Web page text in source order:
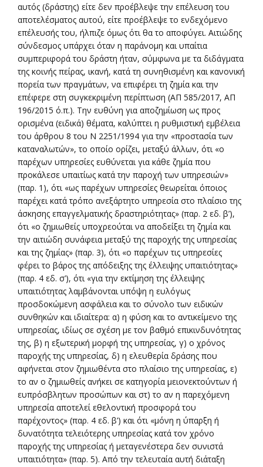
αυτός (δράστης) είτε δεν προέβλεψε την επέλευση του
αποτελέσματος αυτού, είτε προέβλεψε το ενδεχόμενο
επέλευσής του, ήλπιζε όμως ότι θα το αποφύγει. Αιτιώδης
σύνδεσμος υπάρχει όταν η παράνομη και υπαίτια
συμπεριφορά του δράστη ήταν, σύμφωνα με τα διδάγματα
της κοινής πείρας, ικανή, κατά τη συνηθισμένη και κανονική
πορεία των πραγμάτων, να επιφέρει τη ζημία και την
επέφερε στη συγκεκριμένη περίπτωση (ΑΠ 585/2017, ΑΠ
196/2015 ό.π.). Την ευθύνη για αποζημίωση ως προς
ορισμένα (ειδικά) θέματα, καλύπτει η ρυθμιστική εμβέλεια
του άρθρου 8 του Ν 2251/1994 για την «προστασία των
καταναλωτών», το οποίο ορίζει, μεταξύ άλλων, ότι «ο
παρέχων υπηρεσίες ευθύνεται για κάθε ζημία που
προκάλεσε υπαιτίως κατά την παροχή των υπηρεσιών»
(παρ. 1), ότι «ως παρέχων υπηρεσίες θεωρείται όποιος
παρέχει κατά τρόπο ανεξάρτητο υπηρεσία στο πλαίσιο της
άσκησης επαγγελματικής δραστηριότητας» (παρ. 2 εδ. β’),
ότι «ο ζημιωθείς υποχρεούται να αποδείξει τη ζημία και
την αιτιώδη συνάφεια μεταξύ της παροχής της υπηρεσίας
και της ζημίας» (παρ. 3), ότι «ο παρέχων τις υπηρεσίες
φέρει το βάρος της απόδειξης της έλλειψης υπαιτιότητας»
(παρ. 4 εδ. σ’), ότι «για την εκτίμηση της έλλειψης
υπαιτιότητας λαμβάνονται υπόψη η ευλόγως
προσδοκώμενη ασφάλεια και το σύνολο των ειδικών
συνθηκών και ιδιαίτερα: α) η φύση και το αντικείμενο της
υπηρεσίας, ιδίως σε σχέση με τον βαθμό επικινδυνότητας
της, β) η εξωτερική μορφή της υπηρεσίας, γ) ο χρόνος
παροχής της υπηρεσίας, δ) η ελευθερία δράσης που
αφήνεται στον ζημιωθέντα στο πλαίσιο της υπηρεσίας, ε)
το αν ο ζημιωθείς ανήκει σε κατηγορία μειονεκτούντων ή
ευπρόσβλητων προσώπων και στ) το αν η παρεχόμενη
υπηρεσία αποτελεί εθελοντική προσφορά του
παρέχοντος» (παρ. 4 εδ. β’) και ότι «μόνη η ύπαρξη ή
δυνατότητα τελειότερης υπηρεσίας κατά τον χρόνο
παροχής της υπηρεσίας ή μεταγενέστερα δεν συνιστά
υπαιτιότητα» (παρ. 5). Από την τελευταία αυτή διάταξη